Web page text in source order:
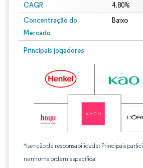
CAGR 4.80%
Concentração do
Mercado
Baixo
Principais jogadores
*Isenção de responsabilidade: Principais
nenhuma ordem específica